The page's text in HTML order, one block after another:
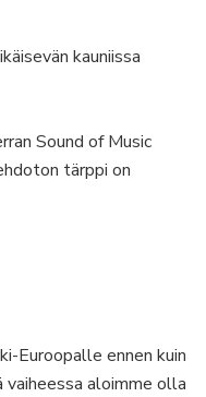
kauniissa
Sound of Music
tärppi on
Euroopalle ennen kuin
aloimme olla